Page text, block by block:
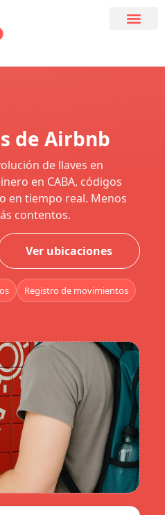
de Airbnb
de llaves en
en CABA, códigos
en tiempo real. Menos
contentos.
Ver ubicaciones
Registro de movimientos